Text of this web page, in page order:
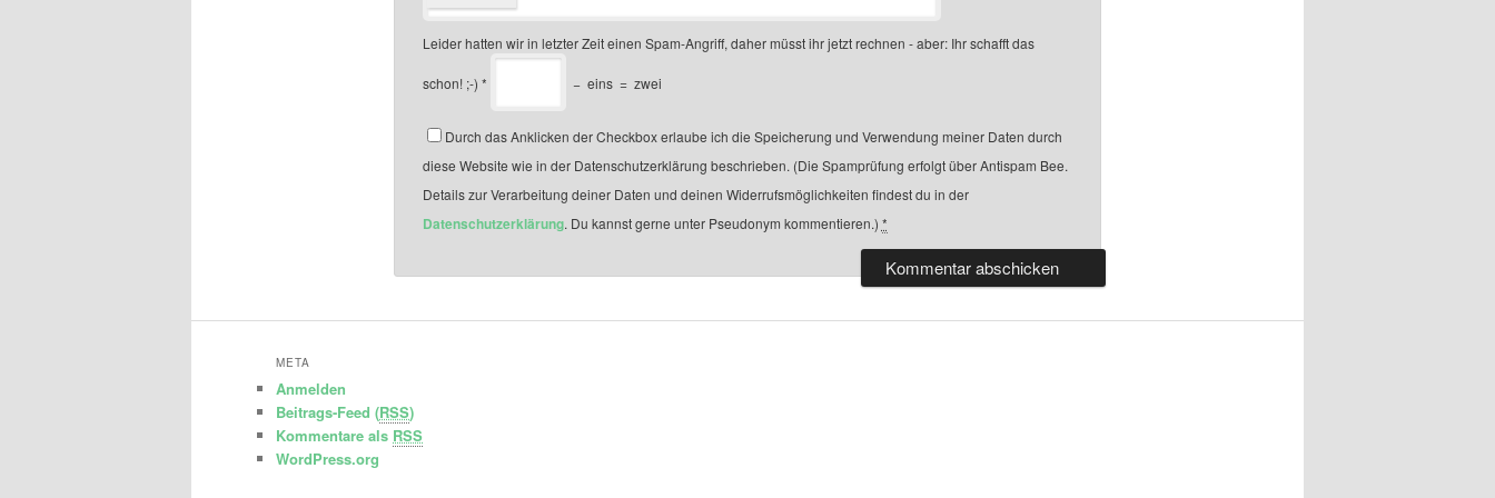
Leider hatten wir in letzter Zeit einen Spam-Angriff, daher müsst ihr jetzt rechnen - aber: Ihr schafft das
schon! ;-) * − eins = zwei
Durch das Anklicken der Checkbox erlaube ich die Speicherung und Verwendung meiner Daten durch
diese Website wie in der Datenschutzerklärung beschrieben. (Die Spamprüfung erfolgt über Antispam Bee.
Details zur Verarbeitung deiner Daten und deinen Widerrufsmöglichkeiten findest du in der
Datenschutzerklärung. Du kannst gerne unter Pseudonym kommentieren.) *
META
Anmelden
Beitrags-Feed (RSS)
Kommentare als RSS
WordPress.org